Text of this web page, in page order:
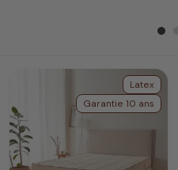
Latex
Garantie 10 ans